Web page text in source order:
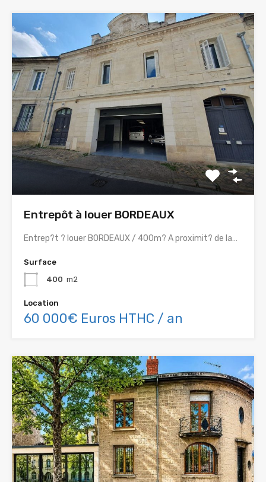
Entrepôt à louer BORDEAUX
Entrep?t ? louer BORDEAUX / 400m? A proximit? de la…
Surface
400 m2
Location
60 000€ Euros HTHC / an